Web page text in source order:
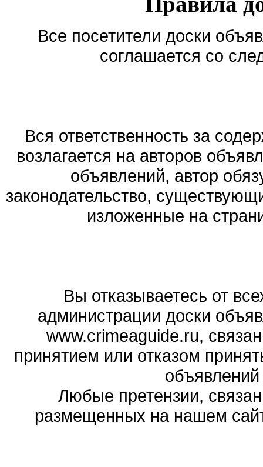
Все посетители доски
соглашается со
Вся ответственность за
возлагается на авторов
объявлений, автор
законодательство,
изложенные на
Вы отказываетесь от
администрации доски
www.crimeaguide.ru,
принятием или отказом
Любые претензии,
размещенных на нашем